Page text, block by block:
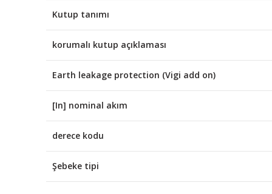
Kutup tanımı
korumalı kutup açıklaması
Earth leakage protection (Vigi add on)
[In] nominal akım
derece kodu
Şebeke tipi